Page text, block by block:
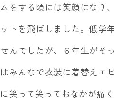
ムをする頃には笑顔になり
ットを飛ばしました。低学
せんでしたが、６年生がそ
はみんなで衣装に着替えエ
に笑って笑っておなかが痛